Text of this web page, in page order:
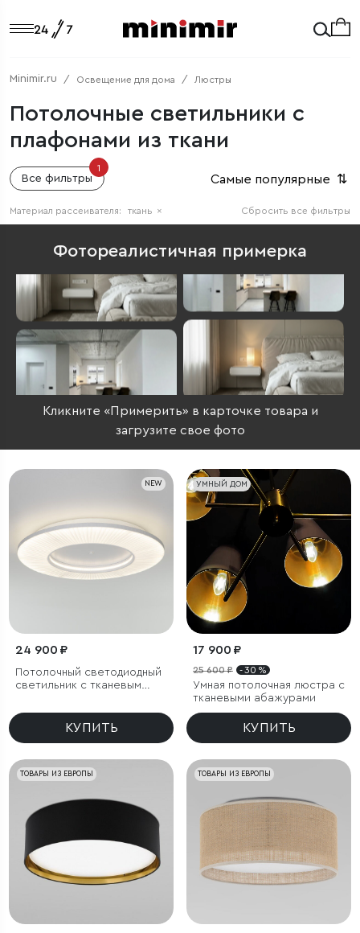
Minimir.ru Освещение для дома Люстры
Потолочные светильники с
плафонами из ткани
Все фильтры
1
Самые популярные ⇅
Сбросить все фильтры
Материал рассеивателя: ткань ×
Фотореалистичная примерка
Кликните «Примерить» в карточке товара и
загрузите свое фото
NEW
24 900 ₽
Потолочный светодиодный
светильник с тканевым
КУПИТЬ
УМНЫЙ ДОМ
17 900 ₽
25 600 ₽ - 30 %
Умная потолочная люстра с
тканевыми абажурами
КУПИТЬ
ТОВАРЫ ИЗ ЕВРОПЫ ТОВАРЫ ИЗ ЕВРОПЫ